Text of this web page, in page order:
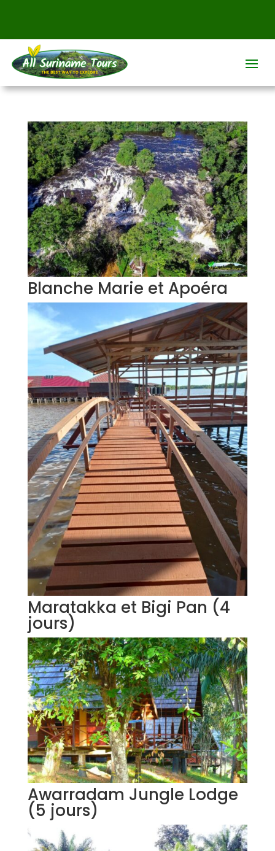
Blanche Marie et Apoéra
Maratakka et Bigi Pan (4
jours)
Awarradam Jungle Lodge
(5 jours)